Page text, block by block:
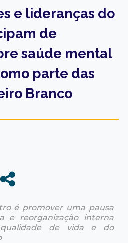
e lideranças do
de
saúde mental
parte das
Branco
é promover uma pausa
e reorganização interna
de vida e do